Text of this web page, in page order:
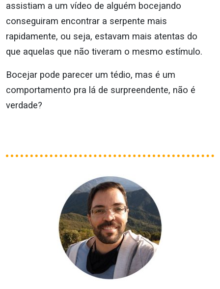
assistiam a um vídeo de alguém bocejando
conseguiram encontrar a serpente mais
rapidamente, ou seja, estavam mais atentas do
que aquelas que não tiveram o mesmo estímulo.
Bocejar pode parecer um tédio, mas é um
comportamento pra lá de surpreendente, não é
verdade?